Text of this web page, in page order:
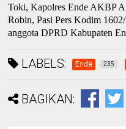
Toki, Kapolres Ende AKBP
Robin, Pasi Pers Kodim
anggota DPRD Kabupaten
LABELS: Ende 235
BAGIKAN: